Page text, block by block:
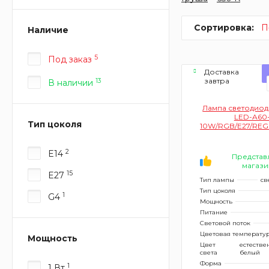
Наличие
Под заказ 5
В наличии 13
Тип цоколя
E14 2
E27 15
G4 1
Мощность
1
Сортировка:
Доставка
завтра
Лампа
LED-A60-
10W/RGB/E27/REG
сенсером,
матовая)
Тип лампы
Тип цоколя
Мощность
Питание
Световой поток
Цветовая
Цвет
света
белый
Форма